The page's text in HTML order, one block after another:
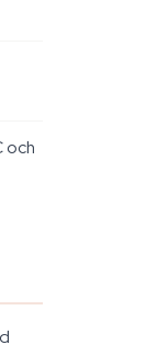
och